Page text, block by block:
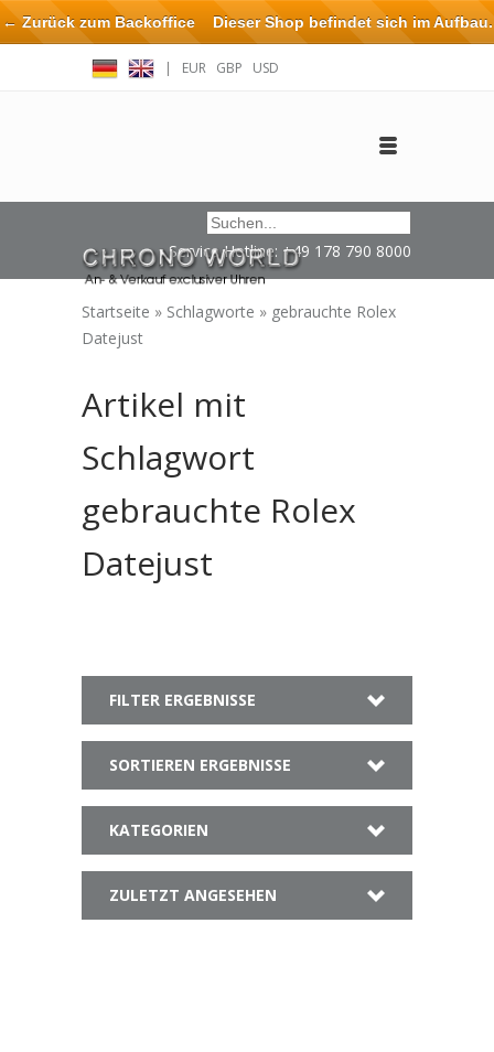
| EUR GBP USD
Service Hotline: +49 178 790 8000
Startseite » Schlagworte » gebrauchte Rolex
Datejust
Artikel mit
Schlagwort
gebrauchte Rolex
Datejust
FILTER ERGEBNISSE
SORTIEREN ERGEBNISSE
KATEGORIEN
ZULETZT ANGESEHEN
← Zurück zum BackofficeDieser Shop befindet sich im Aufbau.
Eventuell können nicht alle Bestellungen eingehalten oder erfüllt